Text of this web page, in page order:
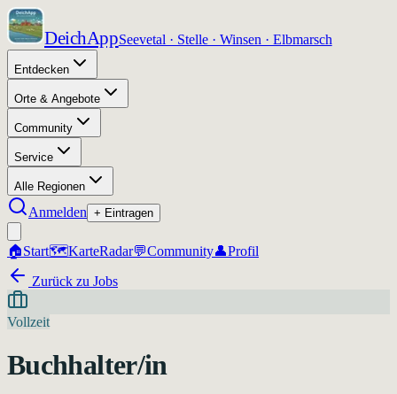
DeichAppSeevetal · Stelle · Winsen · Elbmarsch
Entdecken
Orte & Angebote
Community
Service
Alle Regionen
Anmelden + Eintragen
🏠Start🗺️KarteRadar💬Community👤Profil
Zurück zu Jobs
Vollzeit
Buchhalter/in